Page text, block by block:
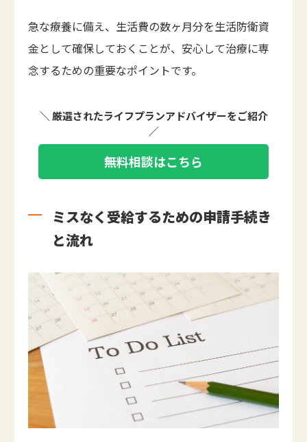
急な療養に備え、生活費の数ヶ月分を生活防衛資
金として確保しておくことが、安心して治療に専
念するための重要なポイントです。
＼ 厳選されたライフプランアドバイザーをご紹介
／
無料相談はこちら
ミスなく受給するための申請手続き
と流れ